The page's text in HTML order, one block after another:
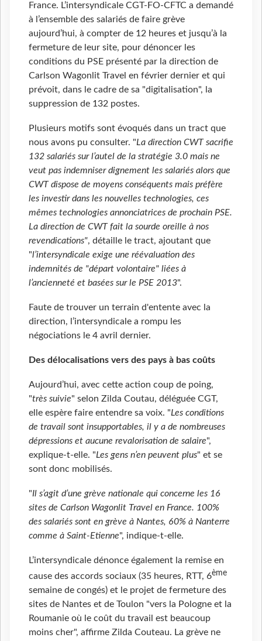
France. L’intersyndicale CGT-FO-CFTC a demandé
à l’ensemble des salariés de faire grève
aujourd’hui, à compter de 12 heures et jusqu’à la
fermeture de leur site, pour dénoncer les
conditions du PSE présenté par la direction de
Carlson Wagonlit Travel en février dernier et qui
prévoit, dans le cadre de sa "digitalisation", la
suppression de 132 postes.
Plusieurs motifs sont évoqués dans un tract que
nous avons pu consulter. "La direction CWT sacrifie
132 salariés sur l’autel de la stratégie 3.0 mais ne
veut pas indemniser dignement les salariés alors que
CWT dispose de moyens conséquents mais préfère
les investir dans les nouvelles technologies, ces
mêmes technologies annonciatrices de prochain PSE.
La direction de CWT fait la sourde oreille à nos
revendications", détaille le tract, ajoutant que
"l’intersyndicale exige une réévaluation des
indemnités de "départ volontaire" liées à
l’ancienneté et basées sur le PSE 2013".
Faute de trouver un terrain d'entente avec la
direction, l’intersyndicale a rompu les
négociations le 4 avril dernier.
Des délocalisations vers des pays à bas coûts
Aujourd’hui, avec cette action coup de poing,
"très suivie" selon Zilda Coutau, déléguée CGT,
elle espère faire entendre sa voix. "Les conditions
de travail sont insupportables, il y a de nombreuses
dépressions et aucune revalorisation de salaire",
explique-t-elle. "Les gens n’en peuvent plus" et se
sont donc mobilisés.
"Il s’agit d’une grève nationale qui concerne les 16
sites de Carlson Wagonlit Travel en France. 100%
des salariés sont en grève à Nantes, 60% à Nanterre
comme à Saint-Etienne", indique-t-elle.
L’intersyndicale dénonce également la remise en
cause des accords sociaux (35 heures, RTT, 6ème
semaine de congés) et le projet de fermeture des
sites de Nantes et de Toulon "vers la Pologne et la
Roumanie où le coût du travail est beaucoup
moins cher", affirme Zilda Couteau. La grève ne